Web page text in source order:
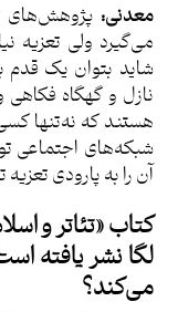
معدنی: پژوهش‌های
می‌گیرد ولی تعزیه
شاید بتوان یک قدم
نازل و گهگاه
هستند که نه‌تنها
شبکه‌های اجتماعی
آن را به پارودی تعزیه
کتاب «تئاتر و
لگا نشر یافته
می‌کند؟